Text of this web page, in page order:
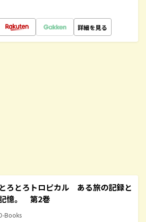
詳細を見る
とろとろトロピカル ある旅の記録と
憶。 第2巻
Books